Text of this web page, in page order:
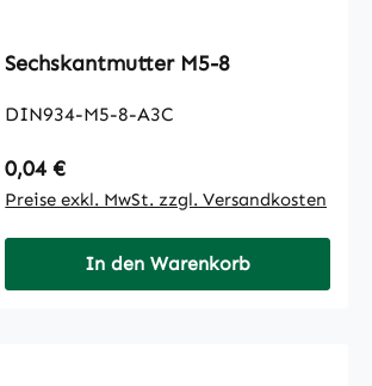
Sechskantmutter M5-8
DIN934-M5-8-A3C
Regulärer Preis:
0,04 €
Preise exkl. MwSt. zzgl. Versandkosten
In den Warenkorb